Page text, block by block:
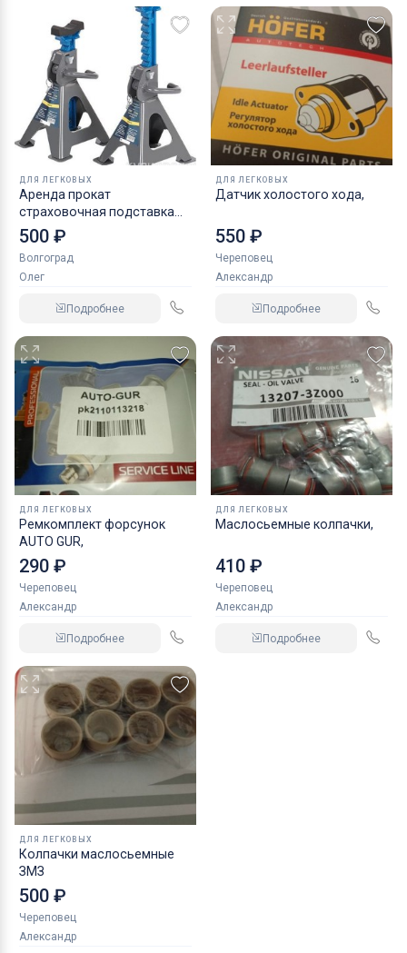
ДЛЯ ЛЕГКОВЫХ
Аренда прокат
страховочная подставка
NORDBERG 2 т
500 ₽
Волгоград
Олег
Подробнее
ДЛЯ ЛЕГКОВЫХ
Датчик холостого хода,
550 ₽
Череповец
Александр
Подробнее
ДЛЯ ЛЕГКОВЫХ
Ремкомплект форсунок
AUTO GUR,
290 ₽
Череповец
Александр
Подробнее
ДЛЯ ЛЕГКОВЫХ
Маслосьемные колпачки,
410 ₽
Череповец
Александр
Подробнее
ДЛЯ ЛЕГКОВЫХ
Колпачки маслосьемные
ЗМЗ
500 ₽
Череповец
Александр